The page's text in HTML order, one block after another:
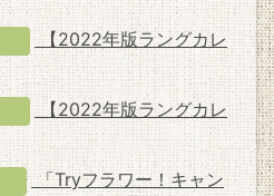
【2022年版ラングカレ
【2022年版ラングカレ
「Tryフラワー！キャン